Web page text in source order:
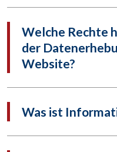
Welche Rechte
der
Website?
Was ist